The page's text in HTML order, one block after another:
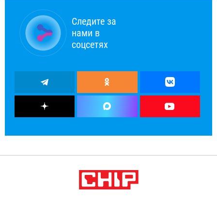
Следите за
нами в
соцсетях